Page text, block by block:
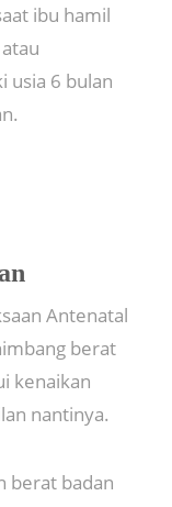
ibu hamil
usia 6 bulan
Antenatal
berat
kenaikan
nantinya.
berat badan